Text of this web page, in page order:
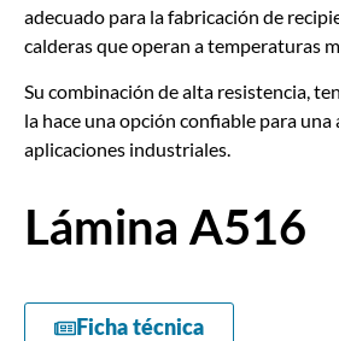
adecuado para la fabricación de
calderas que operan a temperaturas
Su combinación de alta resistencia,
la hace una opción confiable para una
aplicaciones industriales.
Lámina A516
Ficha técnica